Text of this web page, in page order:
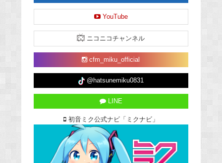
YouTube
ニコニコチャンネル
cfm_miku_official
@hatsunemiku0831
LINE
初音ミク公式ナビ「ミクナビ」